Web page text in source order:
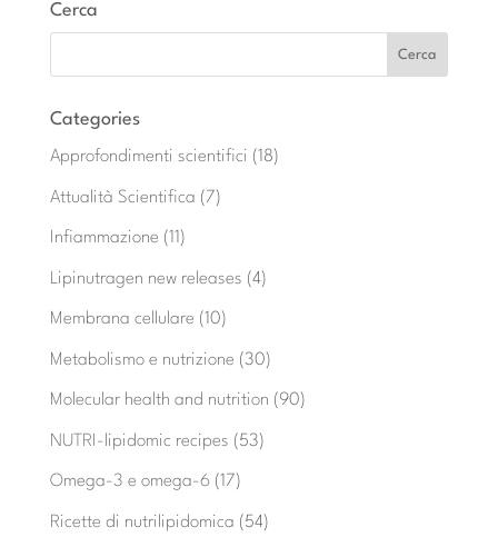
Cerca
Categories
Approfondimenti scientifici (18)
Attualità Scientifica (7)
Infiammazione (11)
Lipinutragen new releases (4)
Membrana cellulare (10)
Metabolismo e nutrizione (30)
Molecular health and nutrition (90)
NUTRI-lipidomic recipes (53)
Omega-3 e omega-6(17)
Ricette di nutrilipidomica (54)